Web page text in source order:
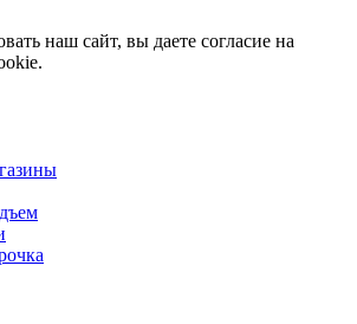
наш сайт, вы даете согласие на